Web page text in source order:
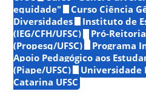
equidade"
Curso Ciência
Diversidades
Instituto de
(IEG/CFH/UFSC)
Pró-
(Propesq/UFSC)
Programa
Apoio Pedagógico aos
(Piape/UFSC)
Universidade
Catarina UFSC